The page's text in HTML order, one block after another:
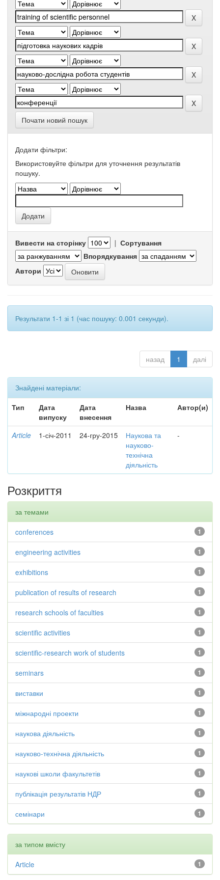
Почати новий пошук
Додати фільтри:
Використовуйте фільтри для уточнення результатів
пошуку.
Вивести на сторінку | Сортування
Впорядкування
Автори
Результати 1-1 зі 1 (час пошуку: 0.001 секунди).
назад 1 далі
Знайдені матеріали:
Тип
Дата
випуску
Дата
внесення
Назва Автор(и)
Article 1-січ-2011 24-гру-2015
Наукова та
науково-
технічна
діяльність
-
Розкриття
за темами
1
conferences
1
engineering activities
1
exhibitions
1
publication of results of research
1
research schools of faculties
1
scientific activities
1
scientific-research work of students
1
seminars
1
виставки
1
міжнародні проекти
1
наукова діяльність
1
науково-технічна діяльність
1
наукові школи факультетів
1
публікація результатів НДР
1
семінари
за типом вмісту
1
Article